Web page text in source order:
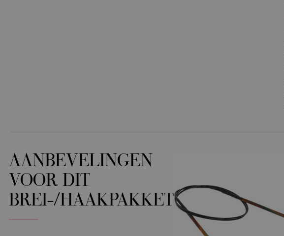
AANBEVELINGEN
VOOR DIT
BREI-/HAAKPAKKET